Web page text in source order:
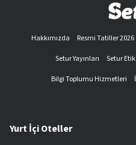
Hakkımızda Resmi Tatiller 2026
Setur Yayınları
Setur
Bilgi Toplumu Hizmetleri
Yurt İçi Oteller